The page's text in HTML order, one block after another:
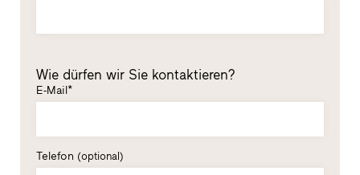
Wie dürfen wir Sie kontaktieren?
E-Mail*
Telefon (optional)